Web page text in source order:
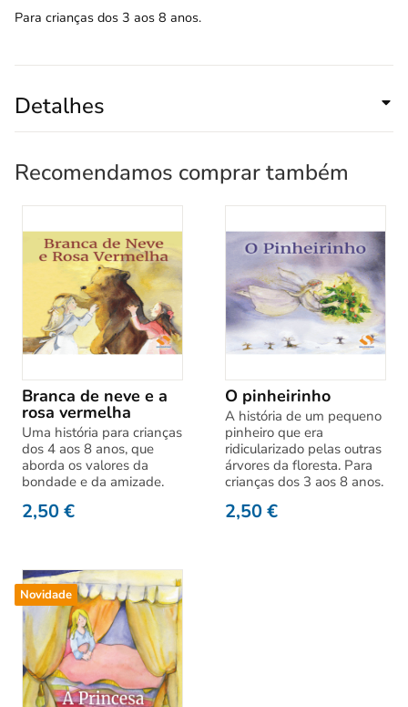
Para crianças dos 3 aos 8 anos.
Detalhes
Recomendamos comprar também
Branca de neve e a
rosa vermelha
Uma história para crianças
dos 4 aos 8 anos, que
aborda os valores da
bondade e da amizade.
2,50€
O pinheirinho
A história de um pequeno
pinheiro que era
ridicularizado pelas outras
árvores da floresta. Para
crianças dos 3 aos 8 anos.
2,50€
Novidade